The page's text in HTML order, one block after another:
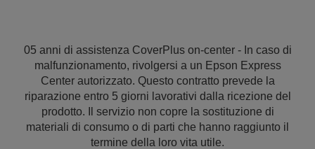
05 anni di assistenza CoverPlus on-center - In caso di
malfunzionamento, rivolgersi a un Epson Express
Center autorizzato. Questo contratto prevede la
riparazione entro 5 giorni lavorativi dalla ricezione del
prodotto. Il servizio non copre la sostituzione di
materiali di consumo o di parti che hanno raggiunto il
termine della loro vita utile.